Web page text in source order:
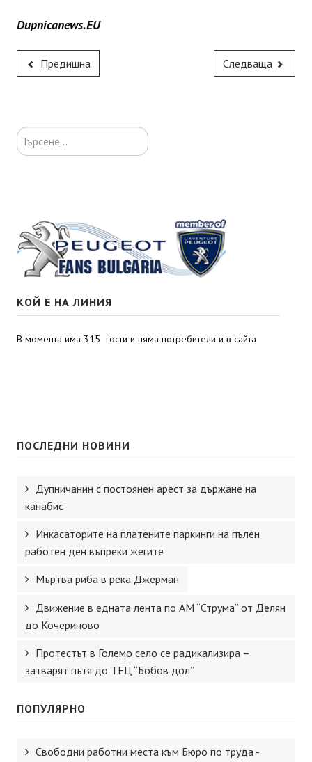
Dupnicanews.EU
Предишна Следваща
Търсене...
КОЙ Е НА ЛИНИЯ
В момента има 315 гости и няма потребители и в сайта
ПОСЛЕДНИ НОВИНИ
Дупничанин с постоянен арест за държане на
канабис
Инкасаторите на платените паркинги на пълен
работен ден въпреки жегите
Мъртва риба в река Джерман
Движение в едната лента по АМ “Струма” от Делян
до Кочериново
Протестът в Големо село се радикализира –
затварят пътя до ТЕЦ “Бобов дол”
ПОПУЛЯРНО
Свободни работни места към Бюро по труда -